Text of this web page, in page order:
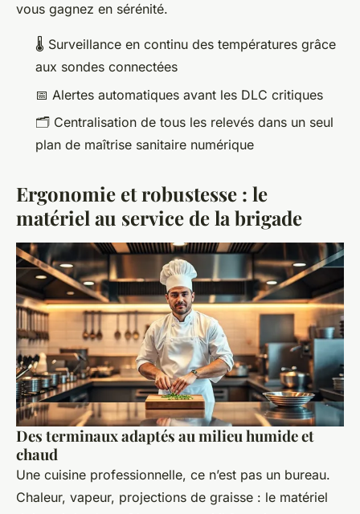
vous gagnez en sérénité.
🌡️ Surveillance en continu des températures grâce
aux sondes connectées
📅 Alertes automatiques avant les DLC critiques
🗂️ Centralisation de tous les relevés dans un seul
plan de maîtrise sanitaire numérique
Ergonomie et robustesse : le
matériel au service de la brigade
Des terminaux adaptés au milieu humide et
chaud
Une cuisine professionnelle, ce n’est pas un bureau.
Chaleur, vapeur, projections de graisse : le matériel